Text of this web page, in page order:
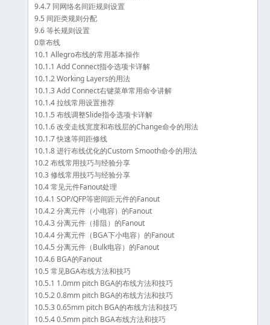
9.4.7 同网络名间距规则设置
9.5 间距类规则分配
9.6 等长规则设置
0章布线
10.1 Allegro布线的常用基本操作
10.1.1 Add Connect指令选项卡详解
10.1.2 Working Layers的用法
10.1.3 Add Connect右键菜单常用命令讲解
10.1.4 拉线常用设置推荐
10.1.5 布线调整Slide指令选项卡详解
10.1.6 改变走线宽度和布线层的Change命令的用法
10.1.7 快速等间距修线
10.1.8 进行布线优化的Custom Smooth命令的用法
10.2 布线常用技巧与经验分享
10.3 修线常用技巧与经验分享
10.4 常见元件Fanout处理
10.4.1 SOP/QFP等密间距元件的Fanout
10.4.2 分离元件（小电容）的Fanout
10.4.3 分离元件（排阻）的Fanout
10.4.4 分离元件（BGA下小电容）的Fanout
10.4.5 分离元件（Bulk电容）的Fanout
10.4.6 BGA的Fanout
10.5 常见BGA布线方法和技巧
10.5.1 1.0mm pitch BGA的布线方法和技巧
10.5.2 0.8mm pitch BGA的布线方法和技巧
10.5.3 0.65mm pitch BGA的布线方法和技巧
10.5.4 0.5mm pitch BGA布线方法和技巧